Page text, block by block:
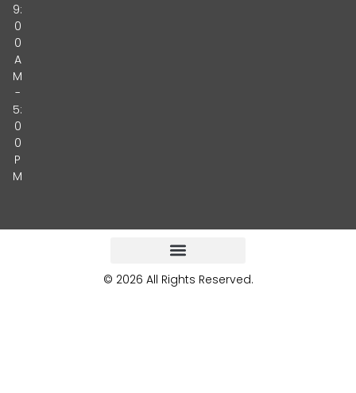
9:
0
0
A
M
-
5:
0
0
P
M
© 2026 All Rights Reserved.